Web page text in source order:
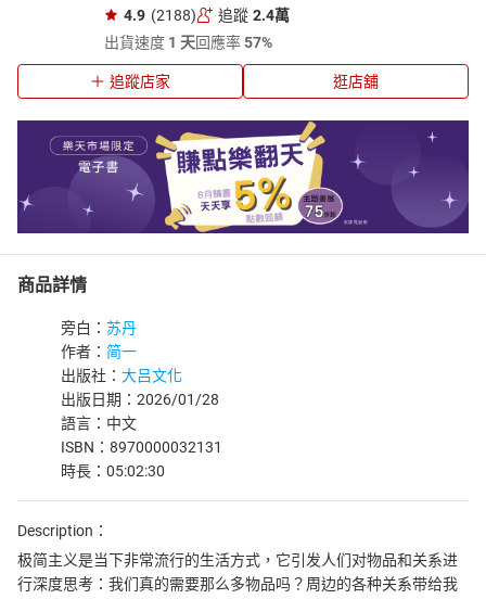
4.9 (2188) 追蹤 2.4萬
出貨速度 1 天回應率57%
追蹤店家 逛店舖
商品詳情
旁白： 苏丹
作者： 简一
出版社： 大吕文化
出版日期：2026/01/28
語言：中文
ISBN：8970000032131
時長：05:02:30
Description：
极简主义是当下非常流行的生活方式，它引发人们对物品和关系进
行深度思考：我们真的需要那么多物品吗？周边的各种关系带给我